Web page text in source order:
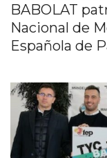
BABOLAT
Nacional de
Española de